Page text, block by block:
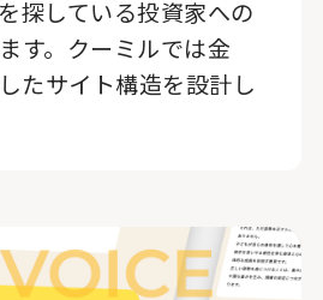
探している投資家への
す。クーミルでは金
たサイト構造を設計し